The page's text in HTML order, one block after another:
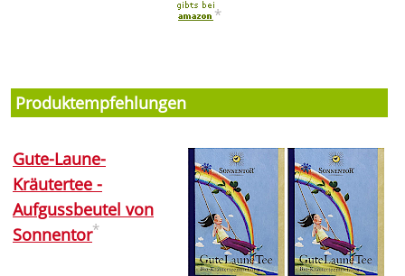
*
Produktempfehlungen
Gute-Laune-
Kräutertee -
Aufgussbeutel von
Sonnentor*